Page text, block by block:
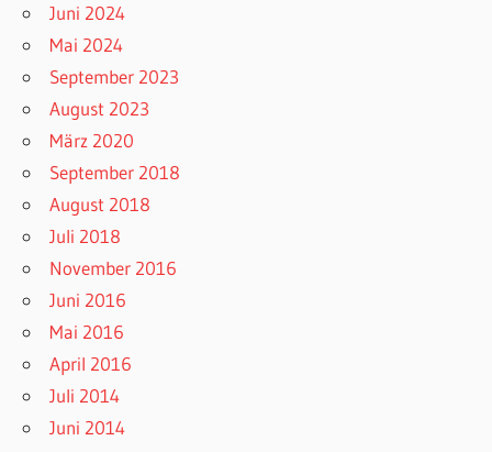
Juni 2024
Mai 2024
September 2023
August 2023
März 2020
September 2018
August 2018
Juli 2018
November 2016
Juni 2016
Mai 2016
April 2016
Juli 2014
Juni 2014